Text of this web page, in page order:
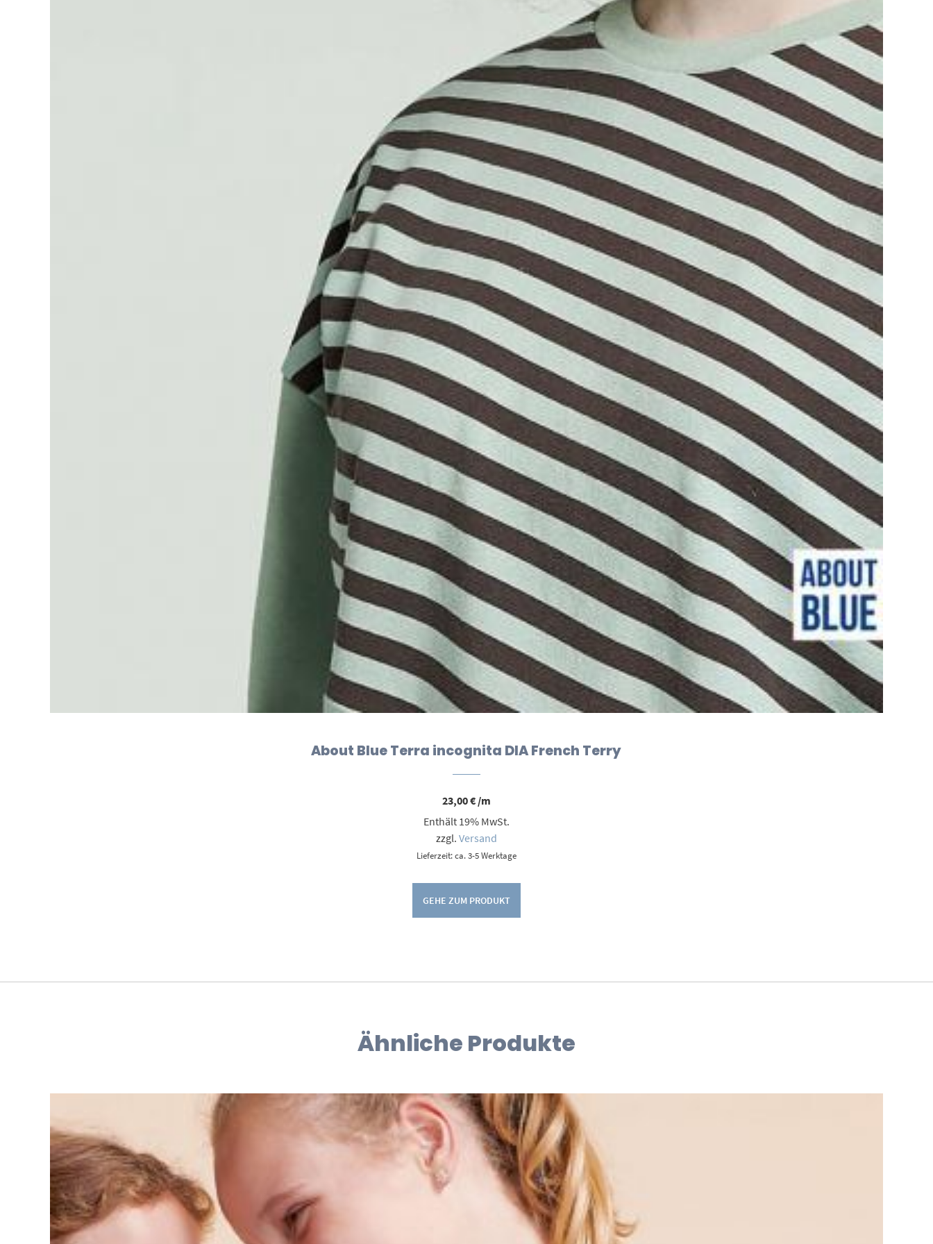
About Blue Terra incognita DIA French Terry
23,00€/m
Enthält 19% MwSt.
zzgl. Versand
Lieferzeit: ca. 3-5 Werktage
GEHE ZUM PRODUKT
Ähnliche Produkte